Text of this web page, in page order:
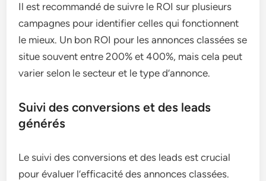
Il est recommandé de suivre le ROI sur plusieurs
campagnes pour identifier celles qui fonctionnent
le mieux. Un bon ROI pour les annonces classées se
situe souvent entre 200% et 400%, mais cela peut
varier selon le secteur et le type d’annonce.
Suivi des conversions et des leads
générés
Le suivi des conversions et des leads est crucial
pour évaluer l’efficacité des annonces classées.